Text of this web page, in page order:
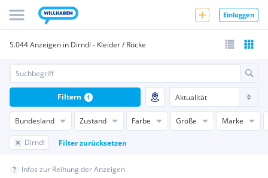
Einloggen
5.044 Anzeigen in Dirndl - Kleider / Röcke
Bundesland Zustand Farbe Größe Marke
Dirndl Filter zurücksetzen
Filtern 1
Infos zur Reihung der Anzeigen